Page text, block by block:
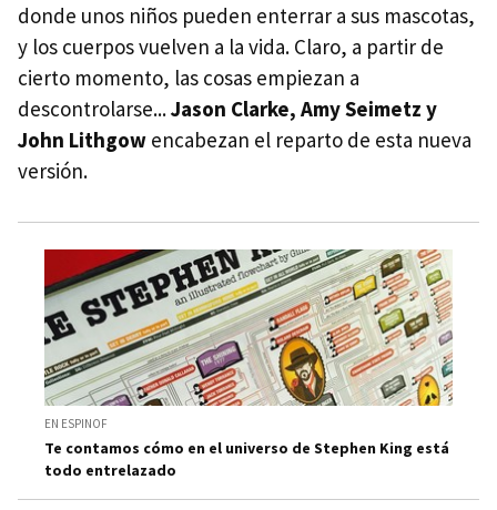
donde unos niños pueden enterrar a sus mascotas,
y los cuerpos vuelven a la vida. Claro, a partir de
cierto momento, las cosas empiezan a
descontrolarse...Jason Clarke, Amy Seimetz y
John Lithgow encabezan el reparto de esta nueva
versión.
EN ESPINOF
Te contamos cómo en el universo de Stephen King está
todo entrelazado